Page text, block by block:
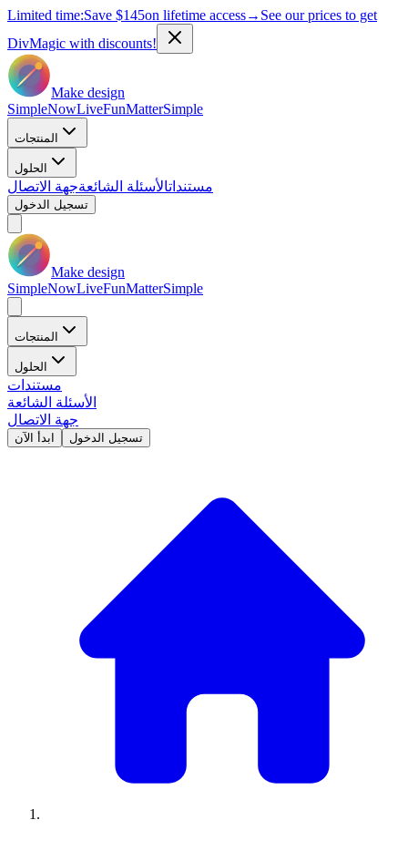
Limited time:Save $145on lifetime access→ See our prices to get
DivMagic with discounts!
Make design
SimpleNowLiveFunMatterSimple
المنتجات
الحلول
مستنداتالأسئلة الشائعةجهة الاتصال
تسجيل الدخول
Make design
SimpleNowLiveFunMatterSimple
المنتجات
الحلول
مستندات
الأسئلة الشائعة
جهة الاتصال
ابدأ الآن تسجيل الدخول